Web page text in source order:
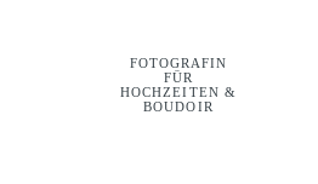
FOTOGRAFIN
FÜR
HOCHZEITEN &
BOUDOIR